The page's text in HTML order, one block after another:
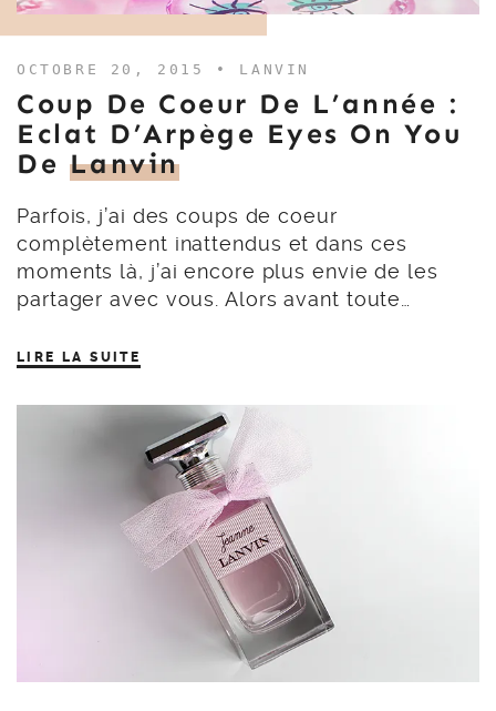
OCTOBRE 20, 2015 • LANVIN
Coup De Coeur De L’année :
Eclat D’Arpège Eyes On You
De Lanvin
Parfois, j’ai des coups de coeur
complètement inattendus et dans ces
moments là, j’ai encore plus envie de les
partager avec vous. Alors avant toute…
LIRE LA SUITE